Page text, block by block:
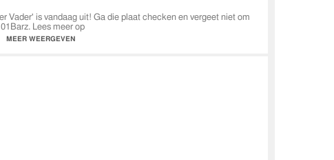
Vader' is vandaag uit! Ga die plaat checken en vergeet niet om
Lees meer op
knaller-is-nog-niet-klaar
MEER WEERGEVEN